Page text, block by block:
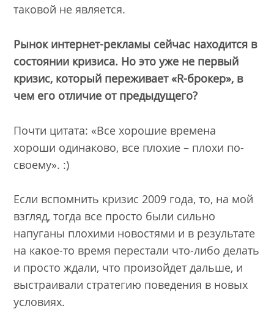
таковой не является.
Рынок интернет-рекламы сейчас находится в
состоянии кризиса. Но это уже не первый
кризис, который переживает «R-брокер», в
чем его отличие от предыдущего?
Почти цитата: «Все хорошие времена
хороши одинаково, все плохие – плохи по-
своему». :)
Если вспомнить кризис 2009 года, то, на мой
взгляд, тогда все просто были сильно
напуганы плохими новостями и в результате
на какое-то время перестали что-либо делать
и просто ждали, что произойдет дальше, и
выстраивали стратегию поведения в новых
условиях.